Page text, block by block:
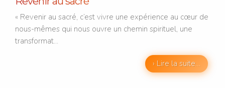
« Revenir au sacré, c’est vivre une expérience au cœur de
nous-mêmes qui nous ouvre un chemin spirituel, une
transformat...
› Lire la suite…